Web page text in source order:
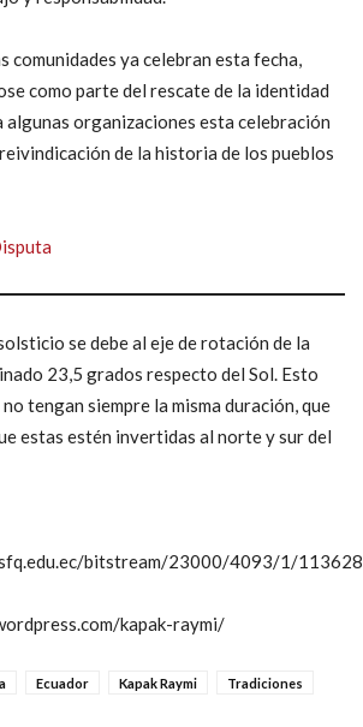
comunidades ya celebran esta fecha,
como parte del rescate de la identidad
algunas organizaciones esta celebración
de la historia de los pueblos
se debe al eje de rotación de la
23,5 grados respecto del Sol. Esto
tengan siempre la misma duración, que
estas estén invertidas al norte y sur del
bitstream/23000/4093/1/
kapak-raymi/
Ecuador Kapak Raymi Tradiciones